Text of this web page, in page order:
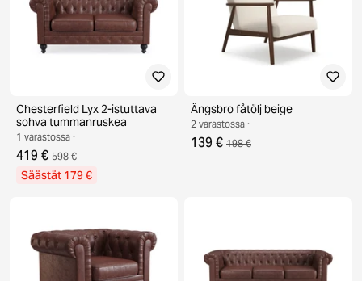
Chesterfield Lyx 2-istuttava
sohva tummanruskea
1 varastossa ·
419 € 598 €
Säästät 179 €
Ängsbro fåtölj beige
2 varastossa ·
139 € 198 €